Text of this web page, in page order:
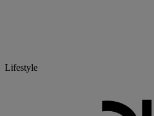
Lifestyle